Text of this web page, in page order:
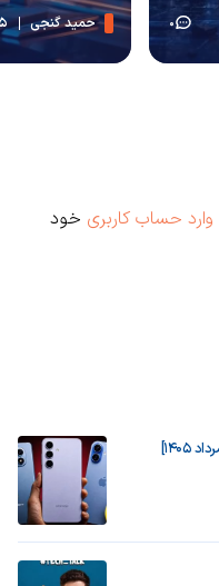
0 جواد
وارد حساب کاربری خود